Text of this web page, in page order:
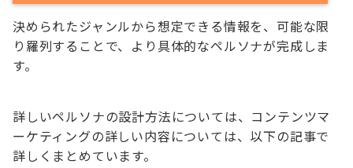
決められたジャンルから想定できる情報を、可能な限
り羅列することで、より具体的なペルソナが完成しま
す。
詳しいペルソナの設計方法については、コンテンツマ
ーケティングの詳しい内容については、以下の記事で
詳しくまとめています。